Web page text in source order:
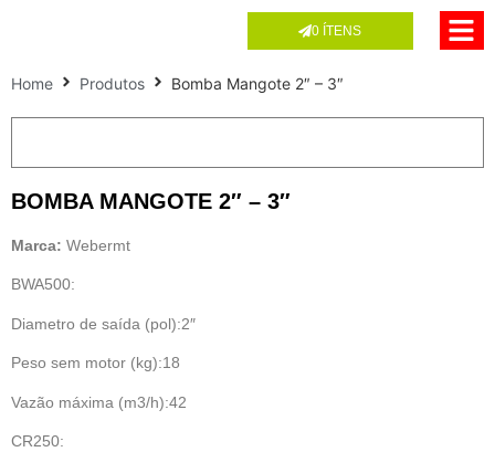
0 ÍTENS
Home Produtos Bomba Mangote 2″ – 3″
BOMBA MANGOTE 2″ – 3″
Marca: Webermt
BWA500:
Diametro de saída (pol):2″
Peso sem motor (kg):18
Vazão máxima (m3/h):42
CR250: